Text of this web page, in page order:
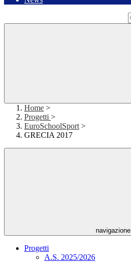
Home >
Progetti >
EuroSchoolSport >
GRECIA 2017
navigazione
Progetti
A.S. 2025/2026